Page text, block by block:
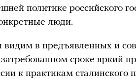
политике российского
люди.
в предъявленных и
сроке яркий
к практикам сталинского